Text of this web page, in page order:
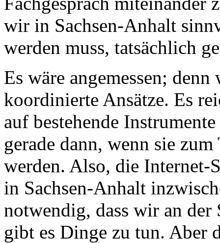
wir in Sachsen-Anhalt
werden muss, tatsächlich
Es wäre angemessen;
koordinierte Ansätze. Es
auf bestehende
gerade dann, wenn sie
werden. Also, die Internet-
in Sachsen-Anhalt
notwendig, dass wir an der
gibt es Dinge zu tun. Aber